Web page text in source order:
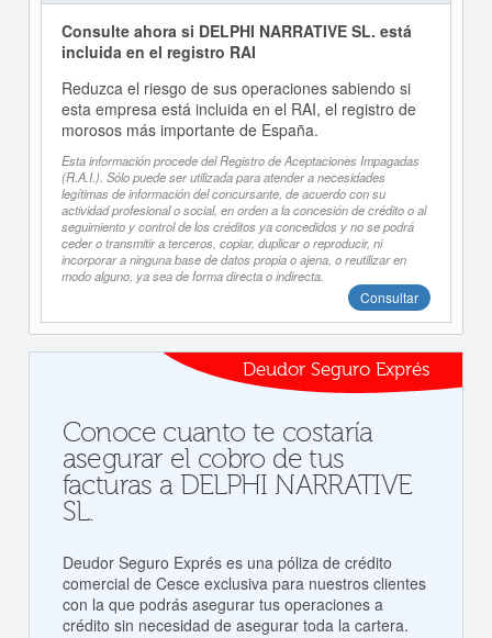
Consulte ahora si DELPHI NARRATIVE SL. está
incluida en el registro RAI
Reduzca el riesgo de sus operaciones sabiendo si
esta empresa está incluida en el RAI, el registro de
morosos más importante de España.
Esta información procede del Registro de Aceptaciones Impagadas
(R.A.I.). Sólo puede ser utilizada para atender a necesidades
legítimas de información del concursante, de acuerdo con su
actividad profesional o social, en orden a la concesión de crédito o al
seguimiento y control de los créditos ya concedidos y no se podrá
ceder o transmitir a terceros, copiar, duplicar o reproducir, ni
incorporar a ninguna base de datos propia o ajena, o reutilizar en
modo alguno, ya sea de forma directa o indirecta.
Consultar
Deudor Seguro Exprés
Conoce cuanto te costaría
asegurar el cobro de tus
facturas a DELPHI NARRATIVE
SL.
Deudor Seguro Exprés es una póliza de crédito
comercial de Cesce exclusiva para nuestros clientes
con la que podrás asegurar tus operaciones a
crédito sin necesidad de asegurar toda la cartera.